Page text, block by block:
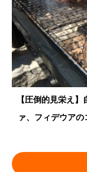
【圧倒的見栄え
ァ、フィデウアの